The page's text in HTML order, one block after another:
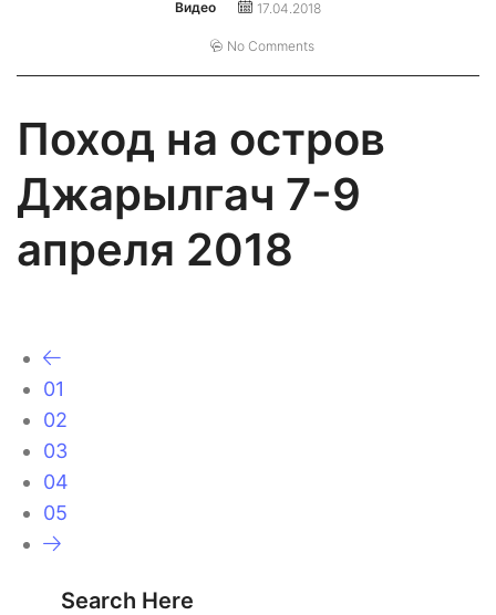
Видео 17.04.2018
No Comments
Поход на остров
Джарылгач 7-9
апреля 2018
01
02
03
04
05
Search Here